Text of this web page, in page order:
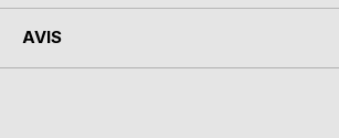
AVIS